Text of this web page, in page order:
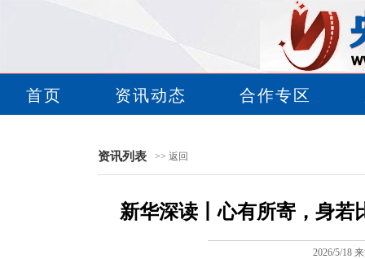
首页 资讯动态 合作专区
资讯列表 >> 返回
新华深读丨心有所寄，身
2026/5/18